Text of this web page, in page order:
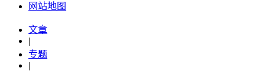
网站地图
文章
|
专题
|